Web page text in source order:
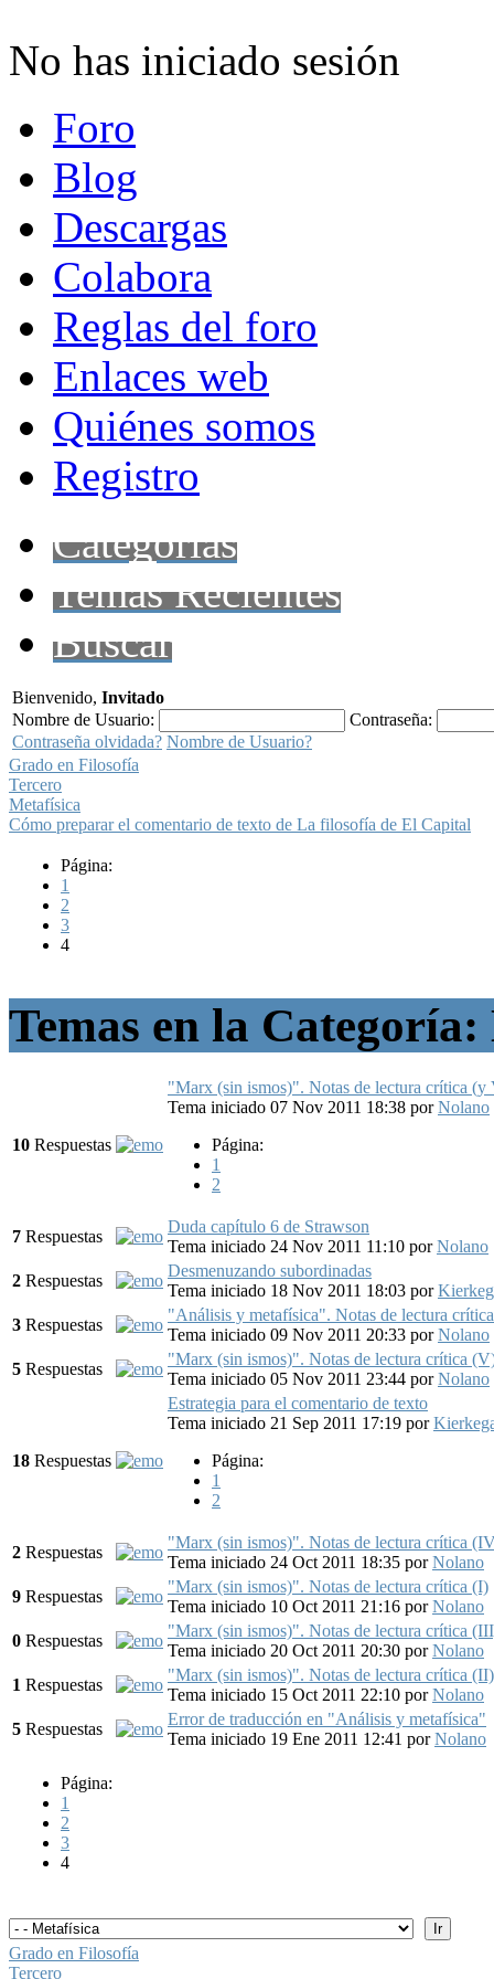
No has iniciado sesión
Foro
Blog
Descargas
Colabora
Reglas del foro
Enlaces web
Quiénes somos
Registro
Categorías
Temas Recientes
Buscar
Bienvenido, Invitado
Nombre de Usuario:
Contraseña:
Contraseña olvidada? Nombre de Usuario?
Grado en Filosofía
Tercero
Metafísica
Cómo preparar el comentario de texto de La filosofía de El Capital
Página:
1
2
3
4
Temas en la
10 Respuestas
"Marx (sin ismos)". Notas de lectura crítica (y
Tema iniciado 07 Nov 2011 18:38 porNolano
Página:
1
2
7 Respuestas
Duda capítulo 6 de Strawson
Tema iniciado 24 Nov 2011 11:10 porNolano
2 Respuestas
Desmenuzando subordinadas
Tema iniciado 18 Nov 2011 18:03 por
3 Respuestas
"Análisis y metafísica". Notas de lectura
Tema iniciado 09 Nov 2011 20:33 porNolano
5 Respuestas
"Marx (sin ismos)". Notas de lectura crítica
Tema iniciado 05 Nov 2011 23:44 porNolano
18 Respuestas
Estrategia para el comentario de texto
Tema iniciado 21 Sep 2011 17:19 por
Página:
1
2
2 Respuestas
"Marx (sin ismos)". Notas de lectura crítica
Tema iniciado 24 Oct 2011 18:35 porNolano
9 Respuestas
"Marx (sin ismos)". Notas de lectura crítica (I)
Tema iniciado 10 Oct 2011 21:16 porNolano
0 Respuestas
"Marx (sin ismos)". Notas de lectura crítica
Tema iniciado 20 Oct 2011 20:30 porNolano
1 Respuestas
"Marx (sin ismos)". Notas de lectura crítica (II)
Tema iniciado 15 Oct 2011 22:10 porNolano
5 Respuestas
Error de traducción en "Análisis y metafísica"
Tema iniciado 19 Ene 2011 12:41 porNolano
Página:
1
2
3
4
Grado en Filosofía
Tercero